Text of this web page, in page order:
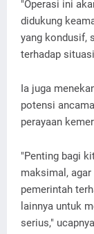
"Operasi ini
didukung
yang kondusif,
terhadap
Ia juga
potensi
perayaan
"Penting bagi
maksimal, agar
pemerintah
lainnya untuk
serius,"